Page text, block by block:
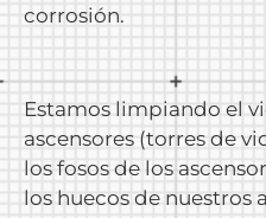
corrosión.
Estamos limpiando el
ascensores (torres de
los fosos de los
los huecos de nuestros